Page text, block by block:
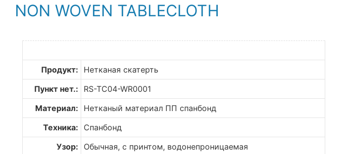
NON WOVEN TABLECLOTH
Продукт:
Нетканая скатерть
Пункт нет.:
RS-TC04-WR0001
Материал:
Нетканый материал ПП спанбонд
Техника:
Спанбонд
Узор:
Обычная, с принтом, водонепроницаемая